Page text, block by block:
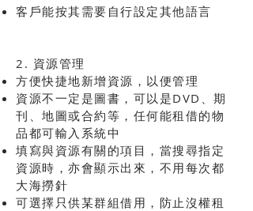
客戶能按其需要自行設定其他語言
2. 資源管理
方便快捷地新增資源，以便管理
資源不一定是圖書，可以是DVD、期
刊、地圖或合約等，任何能租借的物
品都可輸入系統中
填寫與資源有關的項目，當搜尋指定
資源時，亦會顯示出來，不用每次都
大海撈針
可選擇只供某群組借用，防止沒權租